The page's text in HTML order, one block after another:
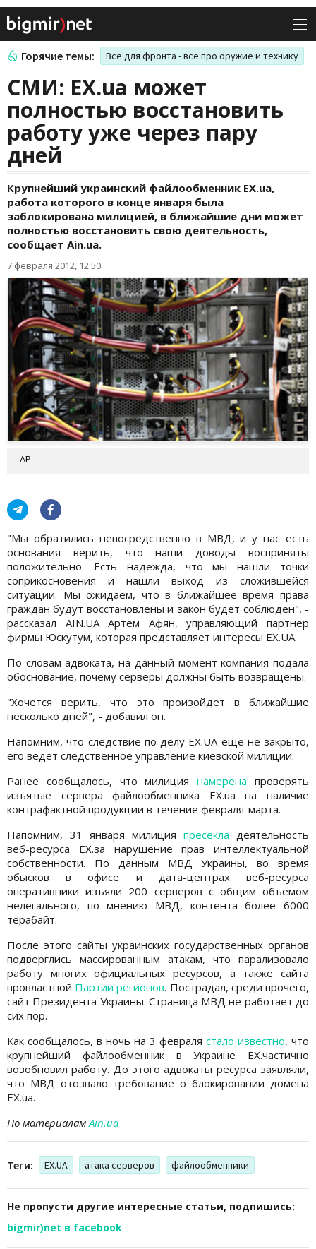
Горячие темы: Все для фронта - все про оружие и технику
СМИ: EX.ua может
полностью восстановить
работу уже через пару
дней
Крупнейший украинский файлообменник EX.ua,
работа которого в конце января была
заблокирована милицией, в ближайшие дни может
полностью восстановить свою деятельность,
сообщает Ain.ua.
7 февраля 2012, 12:50
AP
"Мы обратились непосредственно в МВД, и у нас есть
основания верить, что наши доводы восприняты
положительно. Есть надежда, что мы нашли точки
соприкосновения и нашли выход из сложившейся
ситуации. Мы ожидаем, что в ближайшее время права
граждан будут восстановлены и закон будет соблюден", -
рассказал AIN.UA Артем Афян, управляющий партнер
фирмы Юскутум, которая представляет интересы EX.UA.
По словам адвоката, на данный момент компания подала
обоснование, почему серверы должны быть возвращены.
"Хочется верить, что это произойдет в ближайшие
несколько дней", - добавил он.
Напомним, что следствие по делу EX.UA еще не закрыто,
его ведет следственное управление киевской милиции.
Ранее сообщалось, что милициянамерена проверять
изъятые сервера файлообменника EX.ua на наличие
контрафактной продукции в течение февраля-марта.
Напомним, 31 января милиция пресекла деятельность
веб-ресурса ЕХ.за нарушение прав интеллектуальной
собственности. По данным МВД Украины, во время
обысков в офисе и дата-центрах веб-ресурса
оперативники изъяли 200 серверов с общим объемом
нелегального, по мнению МВД, контента более 6000
терабайт.
После этого сайты украинских государственных органов
подверглись массированным атакам, что парализовало
работу многих официальных ресурсов, а также сайта
провластной Партии регионов. Пострадал, среди прочего,
сайт Президента Украины. Страница МВД не работает до
сих пор.
Как сообщалось, в ночь на 3 февраля стало известно, что
крупнейший файлообменник в Украине EX.частично
возобновил работу. До этого адвокаты ресурса заявляли,
что МВД отозвало требование о блокировании домена
EX.ua.
По материалам Ain.ua
Теги: EX.UA атака серверов файлообменники
Не пропусти другие интересные статьи, подпишись:
bigmir)net в facebook